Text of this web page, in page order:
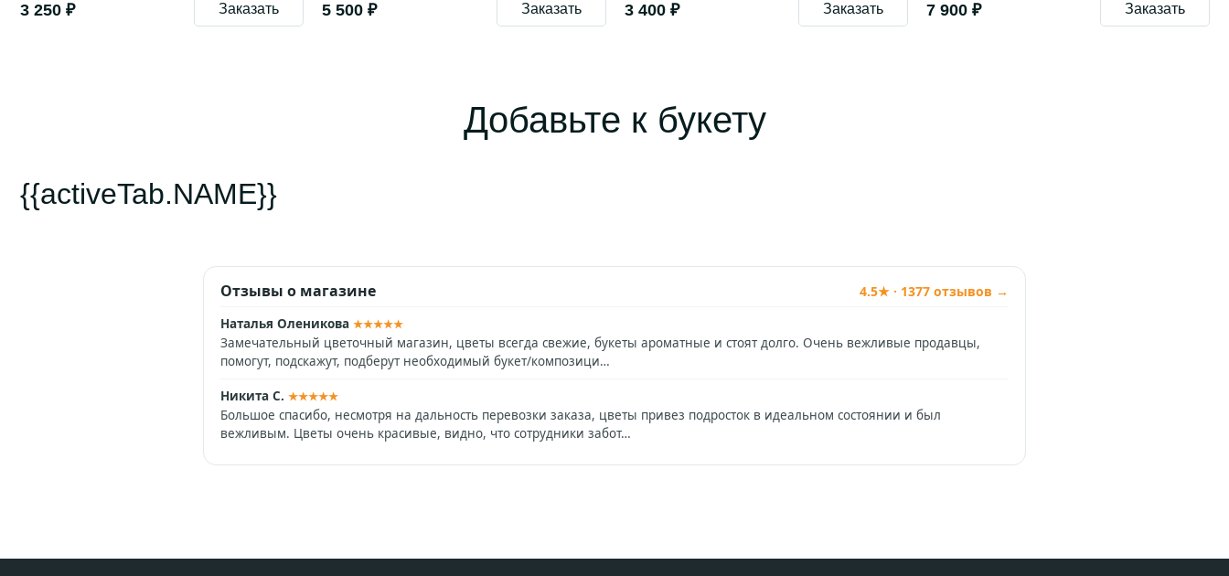
3 250 ₽ Заказать 5 500 ₽ Заказать 3 400 ₽ Заказать 7 900 ₽ Заказать
Добавьте к букету
{{activeTab.NAME}}
Отзывы о магазине 4.5★ · 1377 отзывов →
Наталья Оленикова ★★★★★
Замечательный цветочный магазин, цветы всегда свежие, букеты ароматные и стоят долго. Очень вежливые продавцы,
помогут, подскажут, подберут необходимый букет/композици…
Никита С. ★★★★★
Большое спасибо, несмотря на дальность перевозки заказа, цветы привез подросток в идеальном состоянии и был
вежливым. Цветы очень красивые, видно, что сотрудники забот…
+79912981236